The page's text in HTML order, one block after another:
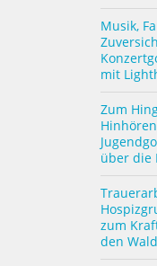
Musik,
mit
Zum
über die
zum
den